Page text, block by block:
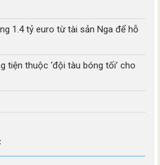
1.4 tỷ euro từ tài sản Nga để hỗ
tiện thuộc ‘đội tàu bóng tối’ cho